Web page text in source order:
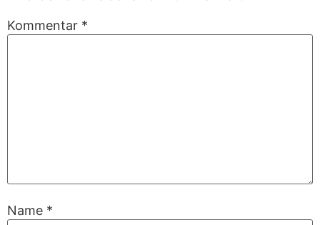
Kommentar *
Name *